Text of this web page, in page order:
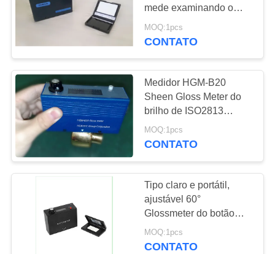
PRIVACY
POLICY
Raio-X detector de
falhas
Rastreadores de
Pipeline de raio-X
35
mede examinando o
verificador do brilho do
filme plástico HGM-B45
MOQ:1pcs
CONTATO
Medidor HGM-B20
Sheen Gloss Meter do
brilho de ISO2813
ASTM-D2457 DIN67530
MOQ:1pcs
CONTATO
Tipo claro e portátil,
ajustável 60°
Glossmeter do botão
com medidor do brilho
ISO-2813 60 graus
MOQ:1pcs
CONTATO